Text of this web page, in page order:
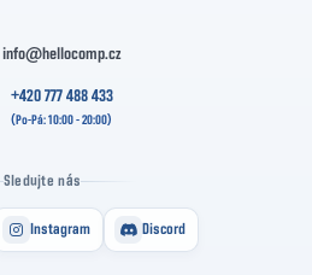
info@hellocomp.cz
+420 777 488 433
Sledujte nás
Instagram Discord